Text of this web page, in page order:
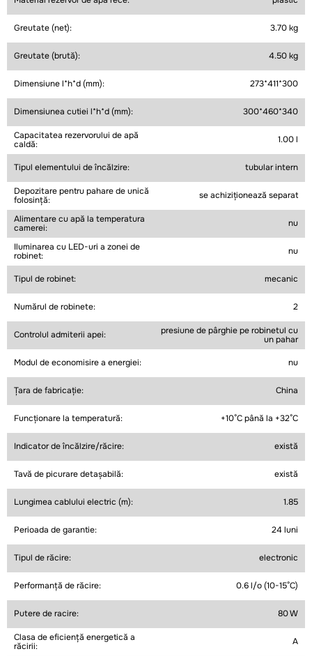
Greutate (net): 3.70 kg
Greutate (brută): 4.50 kg
Dimensiune l*h*d (mm): 273*411*300
Dimensiunea cutiei l*h*d (mm): 300*460*340
Capacitatea rezervorului de apă
caldă:
1.00 l
Tipul elementului de încălzire: tubular intern
Depozitare pentru pahare de unică
folosință:
se achiziționează separat
Alimentare cu apă la temperatura
camerei:
nu
Iluminarea cu LED-uri a zonei de
robinet:
nu
Tipul de robinet: mecanic
Numărul de robinete: 2
Controlul admiterii apei:
presiune de pârghie pe robinetul cu
un pahar
Modul de economisire a energiei: nu
Țara de fabricație: China
Funcționare la temperatură: +10°C până la +32°C
Indicator de încălzire/răcire: există
Tavă de picurare detașabilă: există
Lungimea cablului electric (m): 1.85
Perioada de garantie: 24 luni
Tipul de răcire: electronic
Performanță de răcire: 0.6 l/o (10-15°C)
Putere de racire: 80 W
Clasa de eficiență energetică a
răcirii:
A